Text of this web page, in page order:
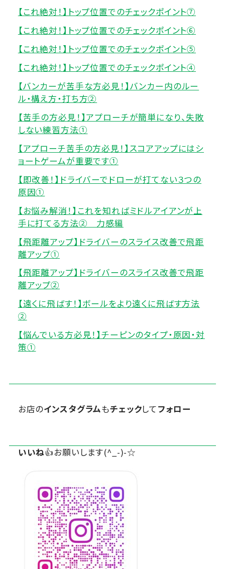
【これ絶対！】トップ位置でのチェックポイント⑦
【これ絶対！】トップ位置でのチェックポイント⑥
【これ絶対！】トップ位置でのチェックポイント⑤
【これ絶対！】トップ位置でのチェックポイント④
【バンカーが苦手な方必見！】バンカー内のルー
ル・構え方・打ち方②
【苦手の方必見！】アプローチが簡単になり、失敗
しない練習方法①
【アプローチ苦手の方必見！】スコアアップにはシ
ョートゲームが重要です①
【即改善！】ドライバーでドローが打てない３つの
原因①
【お悩み解消！】これを知ればミドルアイアンが上
手に打てる方法② 力感編
【飛距離アップ】ドライバーのスライス改善で飛距
離アップ①
【飛距離アップ】ドライバーのスライス改善で飛距
離アップ②
【遠くに飛ばす！】ボールをより遠くに飛ばす方法
②
【悩んでいる方必見！】チーピンのタイプ・原因・対
策①
お店のインスタグラムもチェックしてフォロー
いいね👍お願いします(^_-)-☆